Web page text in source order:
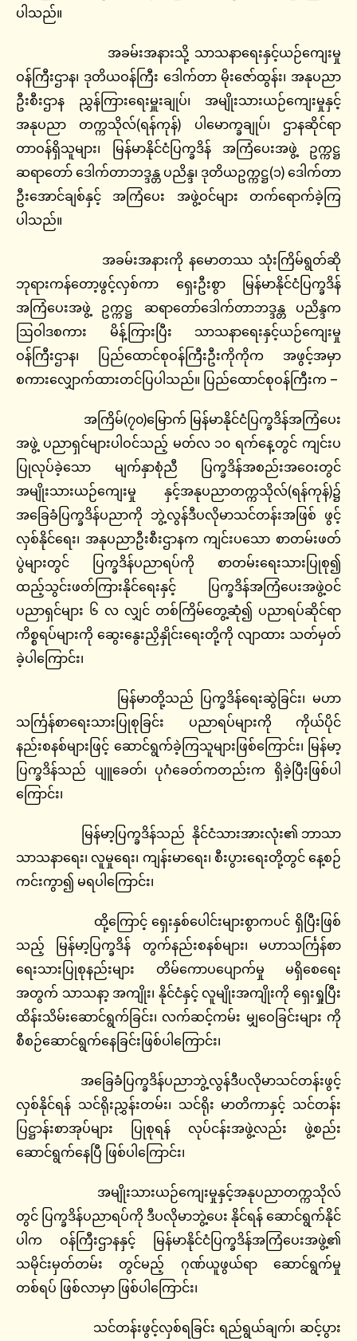
ပါသည်။
အခမ်းအနားသို့ သာသနာရေးနှင့်ယဉ်ကျေးမှု
ဝန်ကြီးဌာန၊ ဒုတိယဝန်ကြီး ဒေါက်တာ မိုးဇော်ထွန်း၊ အနုပညာ
ဦးစီးဌာန ညွှန်ကြားရေးမှူးချုပ်၊ အမျိုးသားယဉ်ကျေးမှုနှင့်
အနုပညာ တက္ကသိုလ်(ရန်ကုန်) ပါမောက္ခချုပ်၊ ဌာနဆိုင်ရာ
တာဝန်ရှိသူများ၊ မြန်မာနိုင်ငံပြက္ခဒိန် အကြံပေးအဖွဲ့ ဥက္ကဋ္ဌ
ဆရာတော် ဒေါက်တာဘဒ္ဒန္တ ပညိန္ဒ၊ ဒုတိယဥက္ကဋ္ဌ(၁) ဒေါက်တာ
ဦးအောင်ချစ်နှင့် အကြံပေး အဖွဲ့ဝင်များ တက်ရောက်ခဲ့ကြ
ပါသည်။
အခမ်းအနားကို နမောတဿ သုံးကြိမ်ရွတ်ဆို
ဘုရားကန်တော့ဖွင့်လှစ်ကာ ရှေးဦးစွာ မြန်မာနိုင်ငံပြက္ခဒိန်
အကြံပေးအဖွဲ့ ဥက္ကဋ္ဌ ဆရာတော်ဒေါက်တာဘဒ္ဒန္တ ပညိန္ဒက
ဩဝါဒစကား မိန့်ကြားပြီး သာသနာရေးနှင့်ယဉ်ကျေးမှု
ဝန်ကြီးဌာန၊ ပြည်ထောင်စုဝန်ကြီးဦးကိုကိုက အဖွင့်အမှာ
စကားလျှောက်ထားတင်ပြပါသည်။ ပြည်ထောင်စုဝန်ကြီးက –
အကြိမ်(၇၀)မြောက် မြန်မာနိုင်ငံပြက္ခဒိန်အကြံပေး
အဖွဲ့ ပညာရှင်များပါဝင်သည့် မတ်လ ၁၀ ရက်နေ့တွင် ကျင်းပ
ပြုလုပ်ခဲ့သော မျက်နှာစုံညီ ပြက္ခဒိန်အစည်းအဝေးတွင်
အမျိုးသားယဉ်ကျေးမှု နှင့်အနုပညာတက္ကသိုလ်(ရန်ကုန်)၌
အခြေခံပြက္ခဒိန်ပညာကို ဘွဲ့လွန်ဒီပလိုမာသင်တန်းအဖြစ် ဖွင့်
လှစ်နိုင်ရေး၊ အနုပညာဦးစီးဌာနက ကျင်းပသော စာတမ်းဖတ်
ပွဲများတွင် ပြက္ခဒိန်ပညာရပ်ကို စာတမ်းရေးသားပြုစု၍
ထည့်သွင်းဖတ်ကြားနိုင်ရေးနှင့် ပြက္ခဒိန်အကြံပေးအဖွဲ့ဝင်
ပညာရှင်များ ၆ လ လျှင် တစ်ကြိမ်တွေ့ဆုံ၍ ပညာရပ်ဆိုင်ရာ
ကိစ္စရပ်များကို ဆွေးနွေးညှိနှိုင်းရေးတို့ကို လျာထား သတ်မှတ်
ခဲ့ပါကြောင်း၊
မြန်မာတို့သည် ပြက္ခဒိန်ရေးဆွဲခြင်း၊ မဟာ
သင်္ကြန်စာရေးသားပြုစုခြင်း ပညာရပ်များကို ကိုယ်ပိုင်
နည်းစနစ်များဖြင့် ဆောင်ရွက်ခဲ့ကြသူများဖြစ်ကြောင်း၊ မြန်မာ့
ပြက္ခဒိန်သည် ပျူခေတ်၊ ပုဂံခေတ်ကတည်းက ရှိခဲ့ပြီးဖြစ်ပါ
ကြောင်း၊
မြန်မာ့ပြက္ခဒိန်သည် နိုင်ငံသားအားလုံး၏ ဘာသာ
သာသနာရေး၊ လူမှုရေး၊ ကျန်းမာရေး၊ စီးပွားရေးတို့တွင် နေ့စဉ်
ကင်းကွာ၍ မရပါကြောင်း၊
ထို့ကြောင့် ရှေးနှစ်ပေါင်းများစွာကပင် ရှိပြီးဖြစ်
သည့် မြန်မာ့ပြက္ခဒိန် တွက်နည်းစနစ်များ၊ မဟာသင်္ကြန်စာ
ရေးသားပြုစုနည်းများ တိမ်ကောပပျောက်မှု မရှိစေရေး
အတွက် သာသနာ့ အကျိုး၊ နိုင်ငံနှင့် လူမျိုးအကျိုးကို ရှေးရှုပြီး
ထိန်းသိမ်းဆောင်ရွက်ခြင်း၊ လက်ဆင့်ကမ်း မျှဝေခြင်းများ ကို
စီစဉ်ဆောင်ရွက်နေခြင်းဖြစ်ပါကြောင်း၊
အခြေခံပြက္ခဒိန်ပညာဘွဲ့လွန်ဒီပလိုမာသင်တန်းဖွင့်
လှစ်နိုင်ရန် သင်ရိုးညွှန်းတမ်း၊ သင်ရိုး မာတိကာနှင့် သင်တန်း
ပြဋ္ဌာန်းစာအုပ်များ ပြုစုရန် လုပ်ငန်းအဖွဲ့လည်း ဖွဲ့စည်း
ဆောင်ရွက်နေပြီ ဖြစ်ပါကြောင်း၊
အမျိုးသားယဉ်ကျေးမှုနှင့်အနုပညာတက္ကသိုလ်
တွင် ပြက္ခဒိန်ပညာရပ်ကို ဒီပလိုမာဘွဲ့ပေး နိုင်ရန် ဆောင်ရွက်နိုင်
ပါက ဝန်ကြီးဌာနနှင့် မြန်မာနိုင်ငံပြက္ခဒိန်အကြံပေးအဖွဲ့၏
သမိုင်းမှတ်တမ်း တွင်မည့် ဂုဏ်ယူဖွယ်ရာ ဆောင်ရွက်မှု
တစ်ရပ် ဖြစ်လာမှာ ဖြစ်ပါကြောင်း၊
သင်တန်းဖွင့်လှစ်ရခြင်း ရည်ရွယ်ချက်၊ ဆင့်ပွား